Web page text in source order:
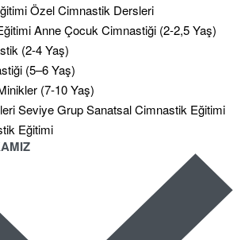
Özel Cimnastik Dersleri
Anne Çocuk Cimnastiği (2-2,5 Yaş)
(2-4 Yaş)
(5–6 Yaş)
(7-10 Yaş)
Seviye GrupSanatsal Cimnastik Eğitimi
Eğitimi